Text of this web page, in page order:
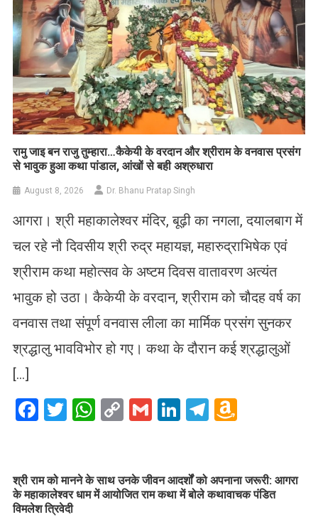
रामु जाइ बन राजु तुम्हारा…कैकेयी के वरदान और श्रीराम के वनवास प्रसंग
से भावुक हुआ कथा पांडाल, आंखों से बही अश्रुधारा
August 8, 2026 Dr. Bhanu Pratap Singh
आगरा। श्री महाकालेश्वर मंदिर, बूढ़ी का नगला, दयालबाग में
चल रहे नौ दिवसीय श्री रुद्र महायज्ञ, महारुद्राभिषेक एवं
श्रीराम कथा महोत्सव के अष्टम दिवस वातावरण अत्यंत
भावुक हो उठा। कैकेयी के वरदान, श्रीराम को चौदह वर्ष का
वनवास तथा संपूर्ण वनवास लीला का मार्मिक प्रसंग सुनकर
श्रद्धालु भावविभोर हो गए। कथा के दौरान कई श्रद्धालुओं
[…]
Facebook
Twitter
WhatsApp
CopyGmailLinkedIn
Telegram
​श्री राम को मानने के साथ उनके जीवन आदर्शों को अपनाना जरूरी: आगरा
के महाकालेश्वर धाम में आयोजित राम कथा में बोले कथावाचक पंडित
विमलेश त्रिवेदी